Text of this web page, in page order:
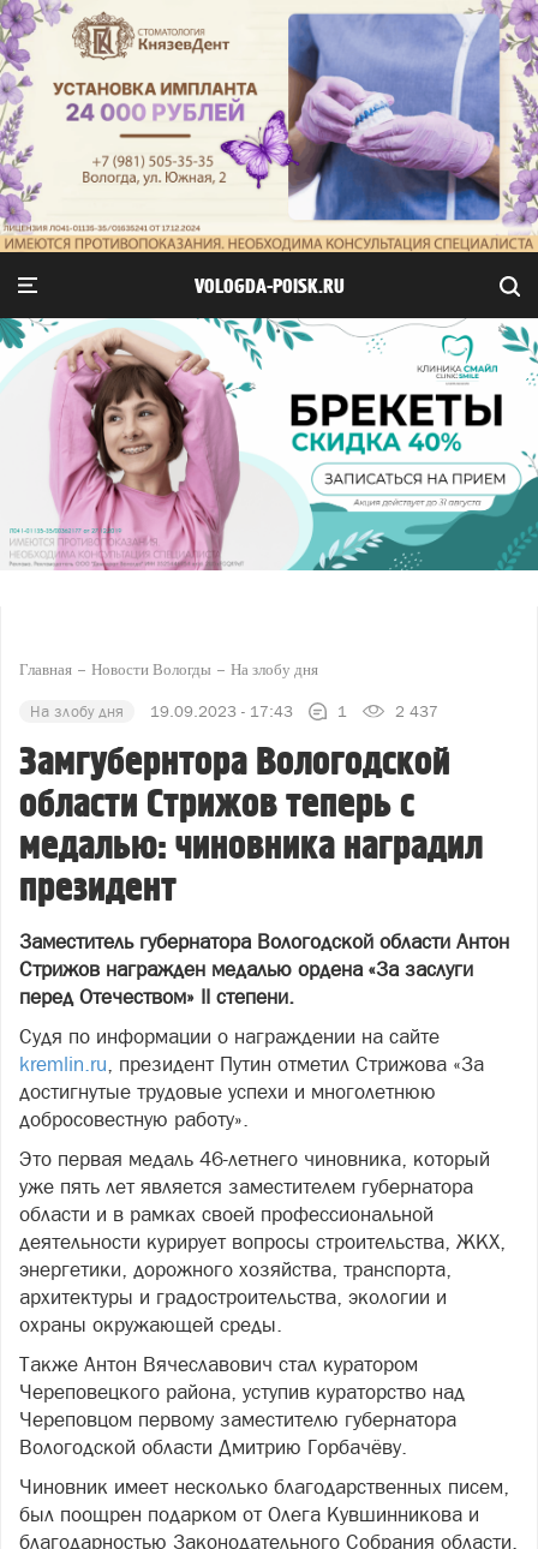
VOLOGDA-POISK.RU
Главная Новости Вологды На злобу дня
На злобу дня 19.09.2023 - 17:43 1 2 437
Замгубернтора Вологодской
области Стрижов теперь с
медалью: чиновника наградил
президент
Заместитель губернатора Вологодской области Антон
Стрижов награжден медалью ордена «За заслуги
перед Отечеством» II степени.
Судя по информации о награждении на сайте
kremlin.ru, президент Путин отметил Стрижова «За
достигнутые трудовые успехи и многолетнюю
добросовестную работу».
Это первая медаль 46-летнего чиновника, который
уже пять лет является заместителем губернатора
области и в рамках своей профессиональной
деятельности курирует вопросы строительства, ЖКХ,
энергетики, дорожного хозяйства, транспорта,
архитектуры и градостроительства, экологии и
охраны окружающей среды.
Также Антон Вячеславович стал куратором
Череповецкого района, уступив кураторство над
Череповцом первому заместителю губернатора
Вологодской области Дмитрию Горбачёву.
Чиновник имеет несколько благодарственных писем,
был поощрен подарком от Олега Кувшинникова и
благодарностью Законодательного Собрания области.